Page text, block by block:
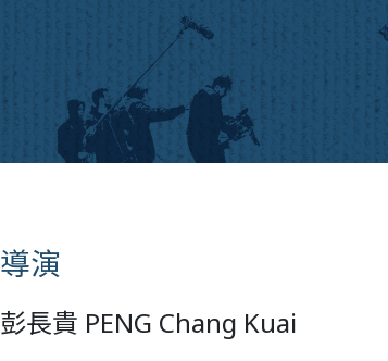
導演
彭長貴 PENG Chang Kuai